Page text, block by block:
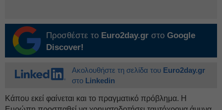
Προσθέστε το Euro2day.gr στο Google
Discover!
Ακολουθήστε τη σελίδα του Euro2day.gr
στο Linkedin
Κάπου εκεί φαίνεται και το πραγματικό πρόβλημα. Η